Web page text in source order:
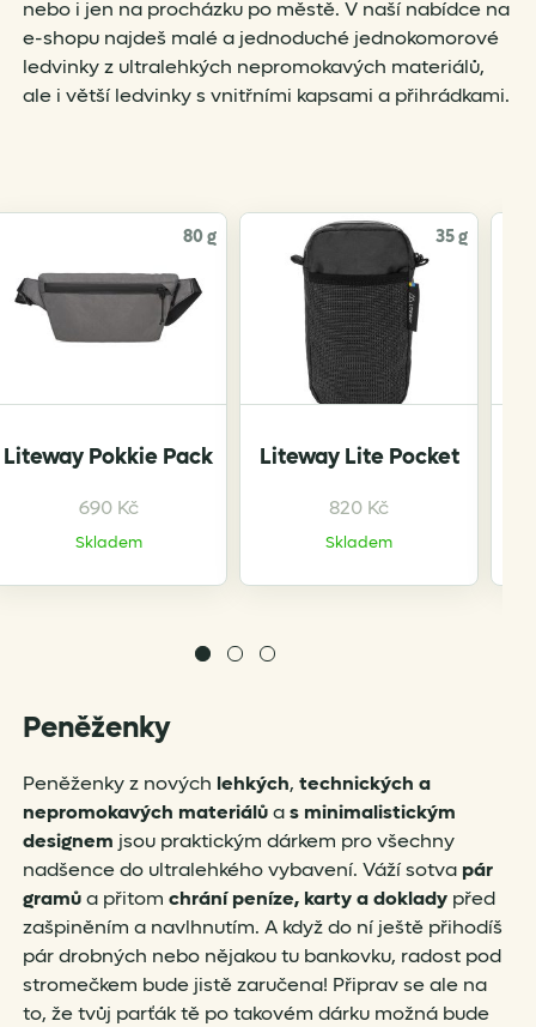
nebo i jen na procházku po městě. V naší nabídce na
e-shopu najdeš malé a jednoduché jednokomorové
ledvinky z ultralehkých nepromokavých materiálů,
ale i větší ledvinky s vnitřními kapsami a přihrádkami.
80 g
Liteway Pokkie Pack
690 Kč
Skladem
35 g
Liteway Lite Pocket
820 Kč
Skladem
Peněženky
Peněženky z nových lehkých, technických a
nepromokavých materiálůas minimalistickým
designem jsou praktickým dárkem pro všechny
nadšence do ultralehkého vybavení. Váží sotva pár
gramůa přitom chrání peníze, karty a doklady před
zašpiněním a navlhnutím. A když do ní ještě přihodíš
pár drobných nebo nějakou tu bankovku, radost pod
stromečkem bude jistě zaručena! Připrav se ale na
to, že tvůj parťák tě po takovém dárku možná bude